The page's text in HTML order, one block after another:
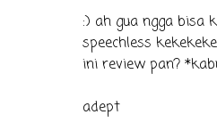
:) ah gua ngga bisa
speechless
ini review pan?
adept